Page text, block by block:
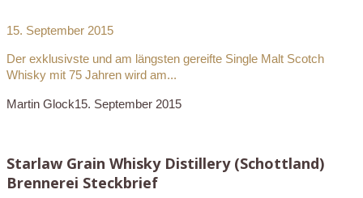
15. September 2015
Der exklusivste und am längsten gereifte Single Malt Scotch
Whisky mit 75 Jahren wird am...
Martin Glock15. September 2015
Starlaw Grain Whisky Distillery (Schottland)
Brennerei Steckbrief